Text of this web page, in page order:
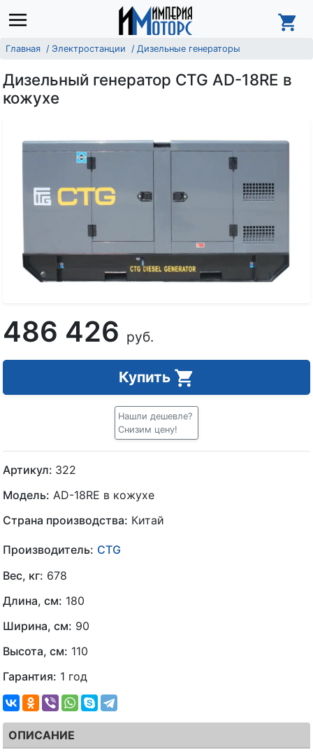
Главная Электростанции Дизельные генераторы
Дизельный генератор CTG AD-18RE в
кожухе
486 426 руб.
Купить
Нашли дешевле?
Снизим цену!
Артикул: 322
Модель: AD-18RE в кожухе
Страна производства: Китай
Производитель: CTG
Вес, кг: 678
Длина, см: 180
Ширина, см: 90
Высота, см: 110
Гарантия: 1 год
ОПИСАНИЕ